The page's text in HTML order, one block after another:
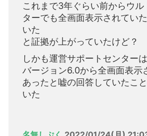
これまで3年ぐらい前からウル
ターでも全画面表示されてい
いた
と証拠が上がっていたけど？
しかも運営サポートセンターは
バージョン6.0から全画面表示
あったと嘘の回答していたこ
いた